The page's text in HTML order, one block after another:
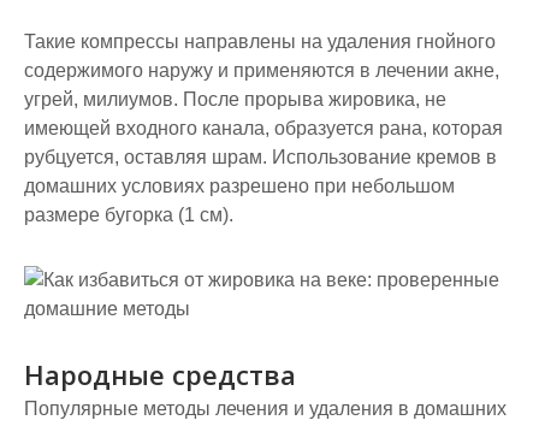
Такие компрессы направлены на удаления гнойного
содержимого наружу и применяются в лечении акне,
угрей, милиумов. После прорыва жировика, не
имеющей входного канала, образуется рана, которая
рубцуется, оставляя шрам. Использование кремов в
домашних условиях разрешено при небольшом
размере бугорка (1 см).
Народные средства
Популярные методы лечения и удаления в домашних